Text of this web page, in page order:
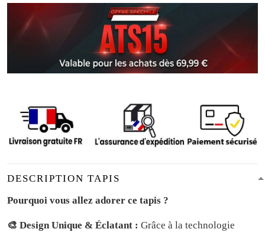
DESCRIPTION TAPIS
Pourquoi vous allez adorer ce tapis ?
🎨 Design Unique & Éclatant : Grâce à la technologie